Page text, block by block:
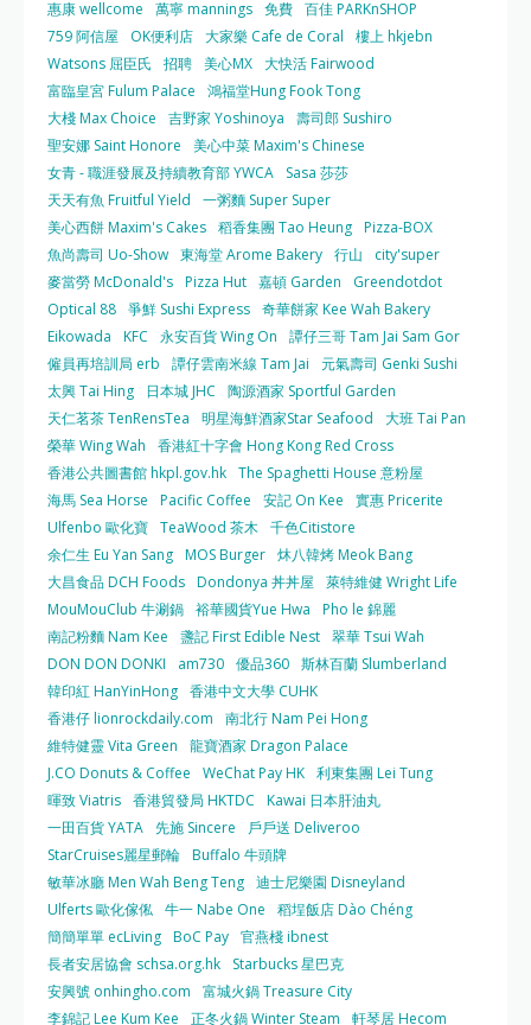
惠康 wellcome
萬寧 mannings 免費 百佳 PARKnSHOP
759 阿信屋
OK便利店 大家樂 Cafe de Coral
樓上 hkjebn
Watsons 屈臣氏
招聘 美心MX 大快活 Fairwood
富臨皇宮 Fulum Palace
鴻福堂Hung Fook Tong
大棧 Max Choice
吉野家 Yoshinoya
壽司郎 Sushiro
聖安娜 Saint Honore
美心中菜 Maxim's Chinese
女青 - 職涯發展及持續教育部 YWCA
Sasa 莎莎
天天有魚 Fruitful Yield
一粥麵 Super Super
美心西餅 Maxim's Cakes 稻香集團 Tao Heung Pizza-BOX
魚尚壽司 Uo-Show 東海堂 Arome Bakery 行山
city'super
麥當勞 McDonald's Pizza Hut 嘉頓 Garden
Greendotdot
Optical 88 爭鮮 Sushi Express 奇華餅家 Kee Wah Bakery
Eikowada
KFC 永安百貨 Wing On
譚仔三哥 Tam Jai Sam Gor
僱員再培訓局 erb
譚仔雲南米線 Tam Jai
元氣壽司 Genki Sushi
太興 Tai Hing
日本城 JHC
陶源酒家 Sportful Garden
天仁茗茶 TenRensTea
明星海鮮酒家Star Seafood
大班 Tai Pan
榮華 Wing Wah
香港紅十字會 Hong Kong Red Cross
香港公共圖書館 hkpl.gov.hk The Spaghetti House 意粉屋
海馬 Sea Horse
Pacific Coffee 安記 On Kee
實惠 Pricerite
Ulfenbo 歐化寶 TeaWood 茶木 千色Citistore
余仁生 Eu Yan Sang MOS Burger 炑八韓烤 Meok Bang
大昌食品 DCH Foods Dondonya 丼丼屋
萊特維健 Wright Life
MouMouClub 牛涮鍋 裕華國貨Yue Hwa
Pho le 錦麗
南記粉麵 Nam Kee
盞記 First Edible Nest 翠華 Tsui Wah
DON DON DONKI
am730 優品360 斯林百蘭 Slumberland
韓印紅 HanYinHong 香港中文大學 CUHK
香港仔 lionrockdaily.com
南北行 Nam Pei Hong
維特健靈 Vita Green
龍寶酒家 Dragon Palace
J.CO Donuts & Coffee
WeChat Pay HK 利東集團 Lei Tung
暉致 Viatris 香港貿發局 HKTDC
Kawai 日本肝油丸
一田百貨 YATA 先施 Sincere
戶戶送 Deliveroo
StarCruises麗星郵輪 Buffalo 牛頭牌
敏華冰廳 Men Wah Beng Teng 迪士尼樂園 Disneyland
Ulferts 歐化傢俬 牛一 Nabe One
稻埕飯店 Dào Chéng
簡簡單單 ecLiving BoC Pay 官燕棧 ibnest
長者安居協會 schsa.org.hk
Starbucks 星巴克
安興號 onhingho.com
富城火鍋 Treasure City
李錦記 Lee Kum Kee
正冬火鍋 Winter Steam 軒琴居 Hecom